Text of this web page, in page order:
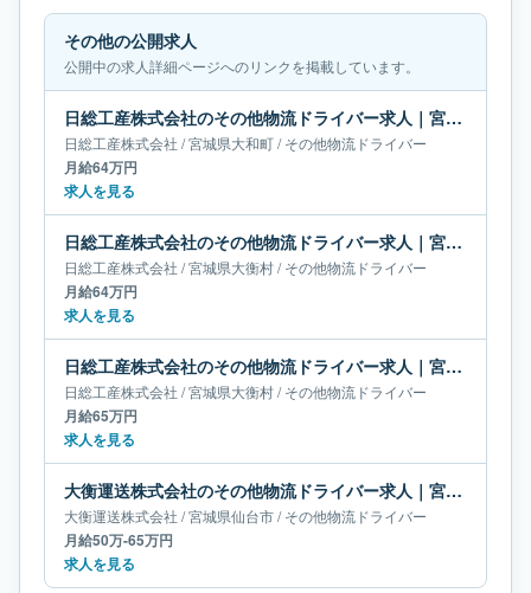
その他の公開求人
公開中の求人詳細ページへのリンクを掲載しています。
日総工産株式会社のその他物流ドライバー求人｜宮城県大和町｜月給64万円
日総工産株式会社 /宮城県大和町/その他物流ドライバー
月給64万円
求人を見る
日総工産株式会社のその他物流ドライバー求人｜宮城県大衡村｜月給64万円
日総工産株式会社 /宮城県大衡村/その他物流ドライバー
月給64万円
求人を見る
日総工産株式会社のその他物流ドライバー求人｜宮城県大衡村｜月給65万円
日総工産株式会社 /宮城県大衡村/その他物流ドライバー
月給65万円
求人を見る
大衡運送株式会社のその他物流ドライバー求人｜宮城県仙台市｜月給50万-65万円
大衡運送株式会社 /宮城県仙台市/その他物流ドライバー
月給50万-65万円
求人を見る